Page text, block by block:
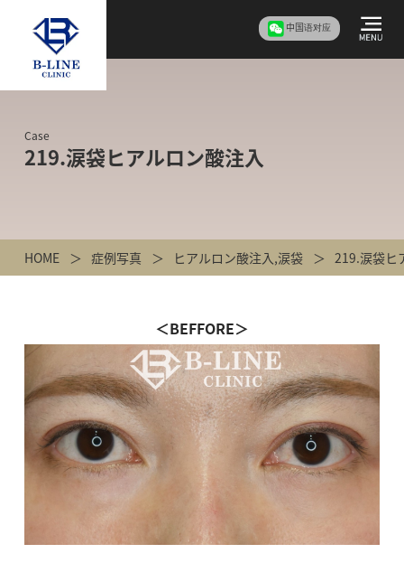
中国语对应
Case
219.涙袋ヒアルロン酸注入
HOME 症例写真 ヒアルロン酸注入,涙袋 219.涙袋ヒ
＜BEFFORE＞